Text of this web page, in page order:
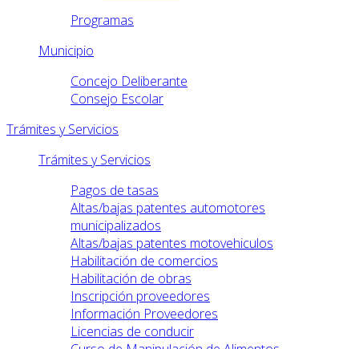
Programas
Municipio
Concejo Deliberante
Consejo Escolar
Trámites y Servicios
Trámites y Servicios
Pagos de tasas
Altas/bajas patentes automotores
municipalizados
Altas/bajas patentes motovehiculos
Habilitación de comercios
Habilitación de obras
Inscripción proveedores
Información Proveedores
Licencias de conducir